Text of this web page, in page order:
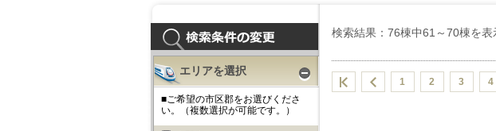
エリアを選択
■ご希望の市区郡をお選びくださ
い。（複数選択が可能です。）
検索結果：76棟中61～70棟を表
1 2 3 4